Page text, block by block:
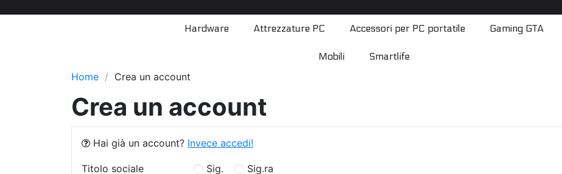
Hardware Attrezzature PC Accessori per PC portatile Gaming GTA
Mobili Smartlife
Home Crea un account
Crea un account
Hai già un account? Invece accedi!
Titolo sociale Sig. Sig.ra